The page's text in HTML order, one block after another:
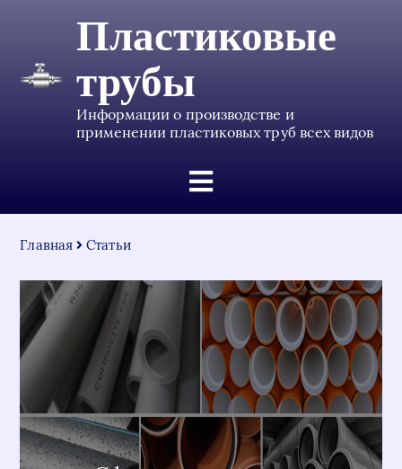
Пластиковые
трубы
Информации о производстве и
применении пластиковых труб всех видов
Главная Статьи